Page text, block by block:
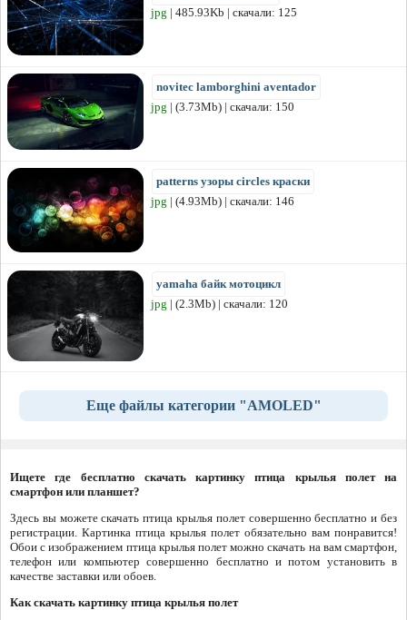
jpg | 485.93Kb | скачали: 125
novitec lamborghini aventador
jpg | (3.73Mb) | скачали: 150
patterns узоры circles краски
jpg | (4.93Mb) | скачали: 146
yamaha байк мотоцикл
jpg | (2.3Mb) | скачали: 120
Еще файлы категории "AMOLED"
Ищете где бесплатно скачать картинку птица крылья полет на
смартфон или планшет?
Здесь вы можете скачать птица крылья полет совершенно бесплатно и без
регистрации. Картинка птица крылья полет обязательно вам понравится!
Обои с изображением птица крылья полет можно скачать на вам смартфон,
телефон или компьютер совершенно бесплатно и потом установить в
качестве заставки или обоев.
Как скачать картинку птица крылья полет